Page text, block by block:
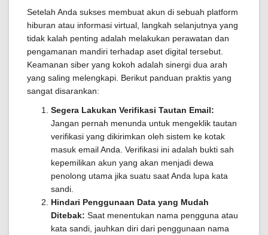
Setelah Anda sukses membuat akun di sebuah platform
hiburan atau informasi virtual, langkah selanjutnya yang
tidak kalah penting adalah melakukan perawatan dan
pengamanan mandiri terhadap aset digital tersebut.
Keamanan siber yang kokoh adalah sinergi dua arah
yang saling melengkapi. Berikut panduan praktis yang
sangat disarankan:
Segera Lakukan Verifikasi Tautan Email:
Jangan pernah menunda untuk mengeklik tautan
verifikasi yang dikirimkan oleh sistem ke kotak
masuk email Anda. Verifikasi ini adalah bukti sah
kepemilikan akun yang akan menjadi dewa
penolong utama jika suatu saat Anda lupa kata
sandi.
Hindari Penggunaan Data yang Mudah
Ditebak: Saat menentukan nama pengguna atau
kata sandi, jauhkan diri dari penggunaan nama